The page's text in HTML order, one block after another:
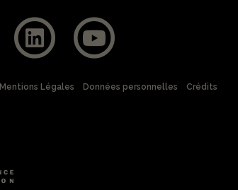
Mentions Légales Données personnelles Crédits